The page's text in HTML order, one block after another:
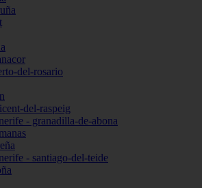
del-rosario
del-raspeig
- granadilla-de-abona
- santiago-del-teide